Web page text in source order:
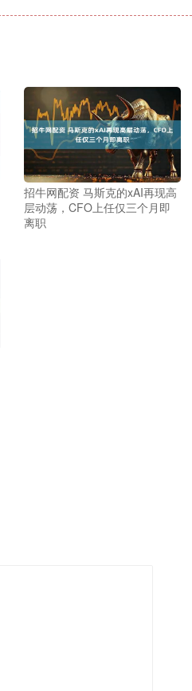
招牛网配资 马斯克的xAI再现高
层动荡，CFO上任仅三个月即
离职